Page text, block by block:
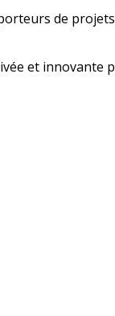
de
et innovante